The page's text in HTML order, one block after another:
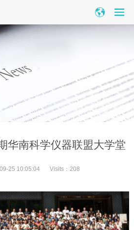
华南科学仪器联盟大学堂
25 10:05:04 Visits： 208